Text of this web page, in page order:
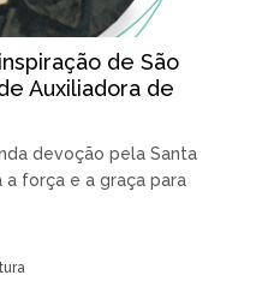
de São
Auxiliadora de
devoção pela Santa
a força e a graça para